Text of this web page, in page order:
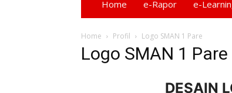
Home e-Rapor e-
Home Profil Logo SMAN 1 Pare
Logo SMAN 1 Pare
DESAIN